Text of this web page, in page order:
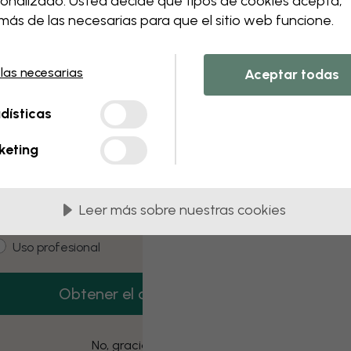
this component. Please contact
3 muestras gratis
3 muestras de papel pintado gratis.
Uso profesional
Obtener el código
No, gracias
de las necesarias para que el sitio web funcione.
necesarias Aceptar todas
Leer más sobre nuestras cookies